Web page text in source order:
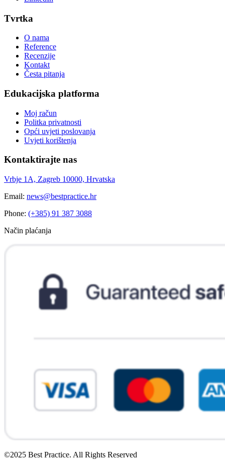
Tvrtka
O nama
Reference
Recenzije
Kontakt
Česta pitanja
Edukacijska platforma
Moj račun
Politka privatnosti
Opći uvjeti poslovanja
Uvjeti korištenja
Kontaktirajte nas
Vrbje 1A, Zagreb 10000, Hrvatska
Email: news@bestpractice.hr
Phone: (+385) 91 387 3088
Način plaćanja
©2025 Best Practice. All Rights Reserved